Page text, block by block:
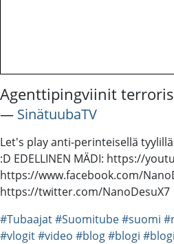
Agenttipingviinit
― SinätuubaTV
Let's play anti-perinteisellä
:D EDELLINEN MÄDI: https://
https://www.facebook.com/
https://twitter.com/NanoDesuX7
#Tubaajat#Suomitube#suomi
#vlogit#video #blog#blogi